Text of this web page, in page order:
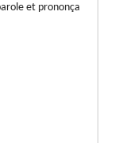
et prononça